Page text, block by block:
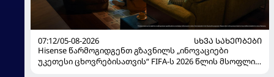
07:12/05-08-2026
ᲡᲮᲕᲐ ᲡᲐᲮᲔᲝᲑᲔᲑᲘ
Hisense წარმოგიდგენთ გზავნილს „ინოვაციები
უკეთესი ცხოვრებისათვის“ FIFA-ს 2026 წლის მსოფლიო